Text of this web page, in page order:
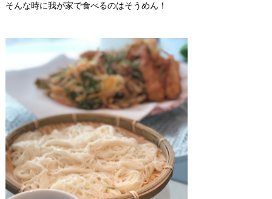
そんな時に我が家で食べるのはそうめん！